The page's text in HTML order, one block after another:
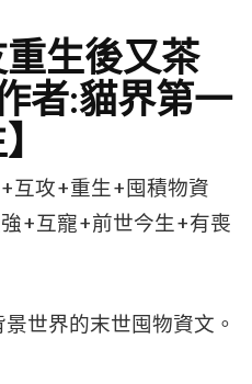
重生後又茶
者:貓界第一
互攻+重生+囤積物資
+互寵+前世今生+有喪
世界的末世囤物資文。